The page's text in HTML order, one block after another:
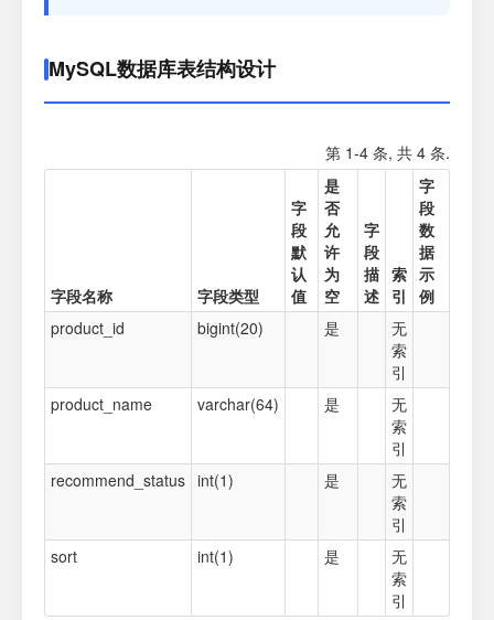
MySQL数据库表结构设计
第 1-4 条, 共 4 条.
字段名称 字段类型
字
段
默
认
值
是
否
允
许
为
空
字
段
描
述
索
引
字
段
数
据
示
例
product_id
bigint(20) 是
无
索
引
product_name
varchar(64) 是
无
索
引
recommend_status int(1) 是
无
索
引
sort
int(1) 是
无
索
引